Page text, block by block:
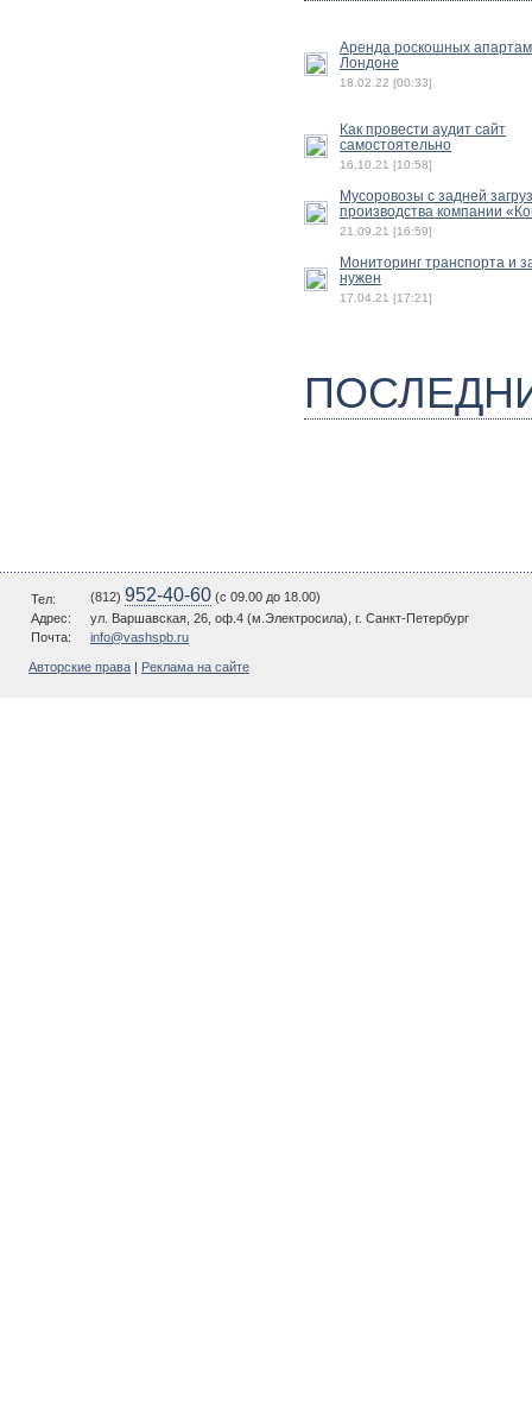
Аренда роскошных
Лондоне
18.02.22 [00:33]
Как провести аудит сайт
самостоятельно
16.10.21 [10:58]
Мусоровозы с задней
производства компании
21.09.21 [16:59]
Мониторинг транспорта и
нужен
17.04.21 [17:21]
Тел: (812) 952-40-60 (c 09.00 до 18.00)
Адрес:
ул. Варшавская, 26, оф.4 (м.Электросила), г. Санкт-Петербург
Почта:
info@vashspb.ru
Авторские права Реклама на сайте